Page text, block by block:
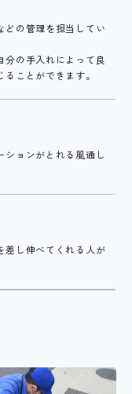
どの管理を担当してい
分の手入れによって良
ことができます。
ションがとれる風通し
差し伸べてくれる人が